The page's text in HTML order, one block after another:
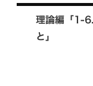
理論編「1-
と」